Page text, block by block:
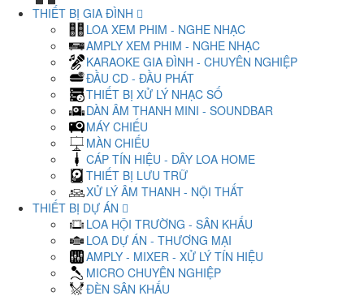
THIẾT BỊ GIA ĐÌNH
LOA XEM PHIM - NGHE NHẠC
AMPLY XEM PHIM - NGHE NHẠC
KARAOKE GIA ĐÌNH - CHUYÊN NGHIỆP
ĐẦU CD - ĐẦU PHÁT
THIẾT BỊ XỬ LÝ NHẠC SỐ
DÀN ÂM THANH MINI - SOUNDBAR
MÁY CHIẾU
MÀN CHIẾU
CÁP TÍN HIỆU - DÂY LOA HOME
THIẾT BỊ LƯU TRỮ
XỬ LÝ ÂM THANH - NỘI THẤT
THIẾT BỊ DỰ ÁN
LOA HỘI TRƯỜNG - SÂN KHẤU
LOA DỰ ÁN - THƯƠNG MẠI
AMPLY - MIXER - XỬ LÝ TÍN HIỆU
MICRO CHUYÊN NGHIỆP
ĐÈN SÂN KHẤU